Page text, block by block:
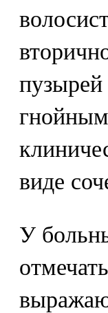
пузырей
виде
У